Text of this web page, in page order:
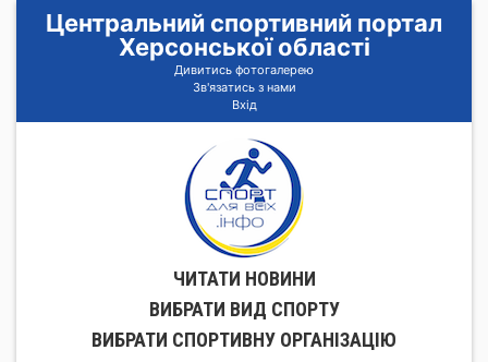
Центральний спортивний портал
Херсонської області
Дивитись фотогалерею
Зв'язатись з нами
Вхід
ЧИТАТИ НОВИНИ
ВИБРАТИ ВИД СПОРТУ
ВИБРАТИ СПОРТИВНУ ОРГАНIЗАЦIЮ